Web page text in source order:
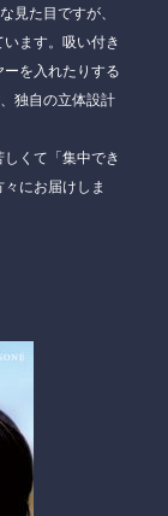
見た目ですが、
ます。吸い付き
を入れたりする
独自の立体設計
くて「集中でき
にお届けしま